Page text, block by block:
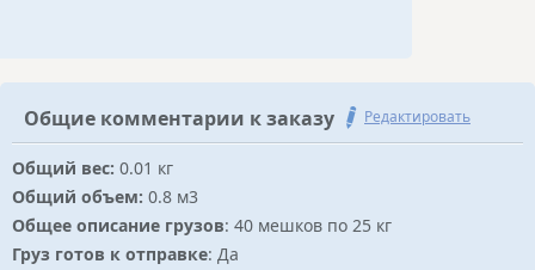
Общие комментарии к заказу Редактировать
Общий вес: 0.01 кг
Общий объем: 0.8 м3
Общее описание грузов: 40 мешков по 25 кг
Груз готов к отправке: Да